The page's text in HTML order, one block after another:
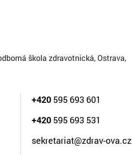
škola zdravotnická, Ostrava,
+420 595 693 601
+420 595 693 531
sekretariat@zdrav-ova.cz